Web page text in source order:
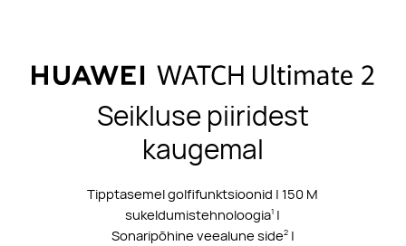
Seikluse piiridest
kaugemal
Tipptasemel golfifunktsioonid | 150 M
sukeldumistehnoloogia1 |
Sonaripõhine veealune side2|